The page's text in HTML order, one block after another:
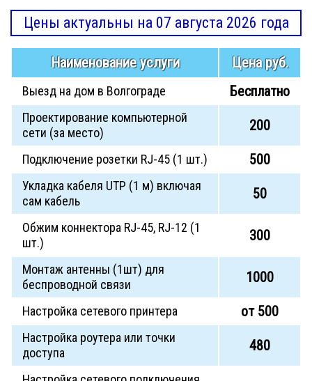
Цены актуальны на 07 августа 2026 года
Наименование услуги Цена руб.
Выезд на дом в Волгограде Бесплатно
Проектирование компьютерной
сети (за место)
200
Подключение розетки RJ-45 (1 шт.) 500
Укладка кабеля UTP (1 м) включая
сам кабель
50
Обжим коннектора RJ-45, RJ-12 (1
шт.)
300
Монтаж антенны (1шт) для
беспроводной связи
1000
Настройка сетевого принтера от 500
Настройка роутера или точки
доступа
480